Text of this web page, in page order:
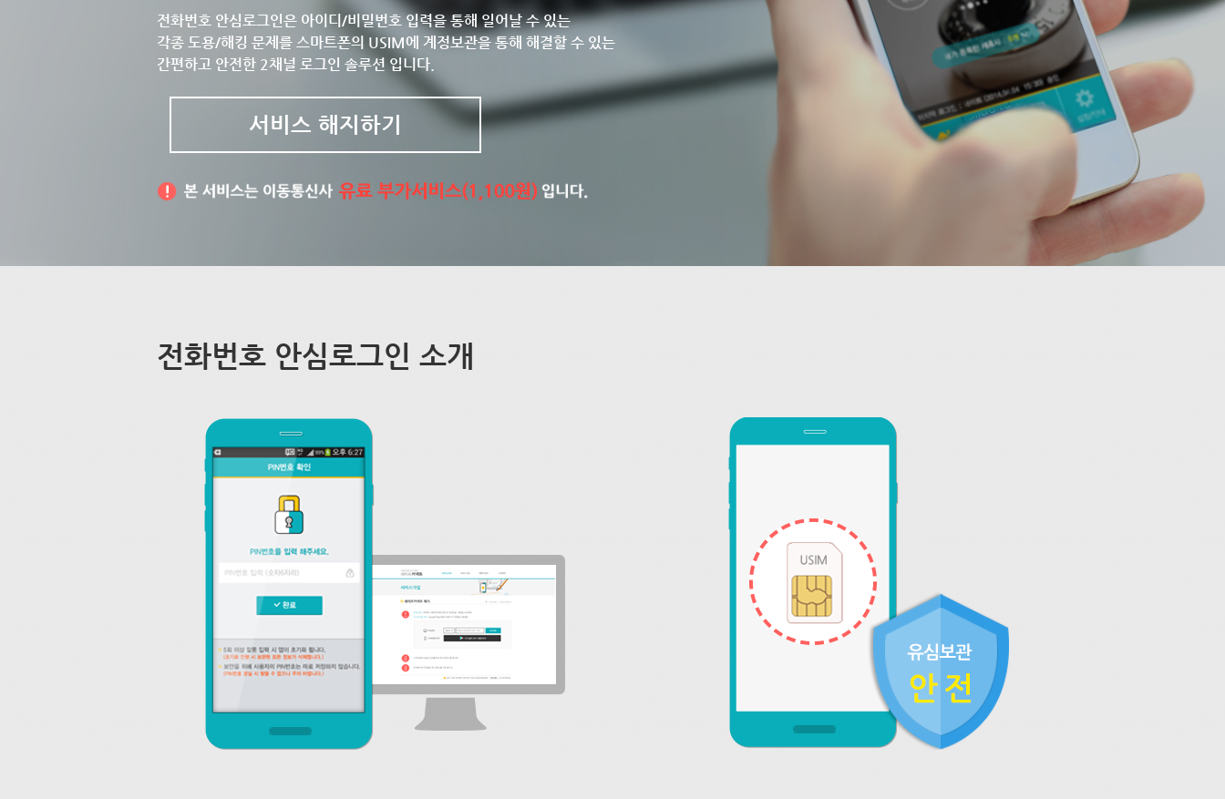
전화번호 안심로그인은 아이디/비밀번호 입력을 통해 일어날 수 있는
각종 도용/해킹 문제를 스마트폰의 USIM에 계정보관을 통해 해결할 수 있는
간편하고 안전한 2채널 로그인 솔루션 입니다.
서비스 해지하기
전화번호 안심로그인 소개